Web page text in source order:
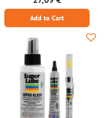
potravinářské mazivo na řetězy a
prostředek proti korozi. Klasifikován jako
ISO třída 68, pracuje v širokém teplotním
rozsahu od -40 °C do 260 °C.Klíčové
vlastnostiNižší viskozita než víceúčelový
Add to Cart